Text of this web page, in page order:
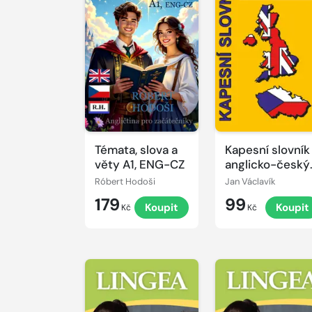
Témata, slova a
věty A1, ENG-CZ
Róbert Hodoši
179 Kč Koupit
Kapesní slovník
anglicko-
česko-anglický
Jan Václavík
99 Kč Koupit